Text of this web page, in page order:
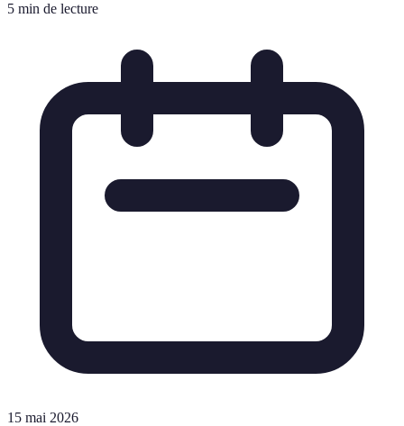
5 min de lecture
15 mai 2026